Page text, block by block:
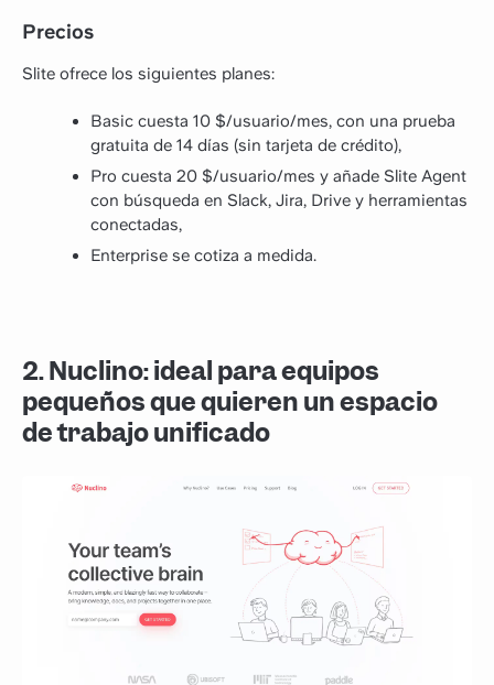
Precios
Slite ofrece los siguientes planes:
Basic cuesta 10 $/usuario/mes, con una prueba
gratuita de 14 días (sin tarjeta de crédito),
Pro cuesta 20 $/usuario/mes y añade Slite Agent
con búsqueda en Slack, Jira, Drive y herramientas
conectadas,
Enterprise se cotiza a medida.
2. Nuclino: ideal para equipos
pequeños que quieren un espacio
de trabajo unificado